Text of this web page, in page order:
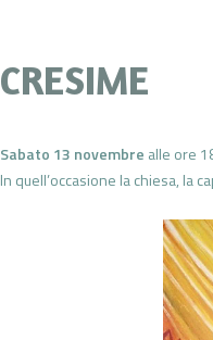
CRESIME
Sabato 13 novembre alle ore
In quell’occasione la chiesa, la